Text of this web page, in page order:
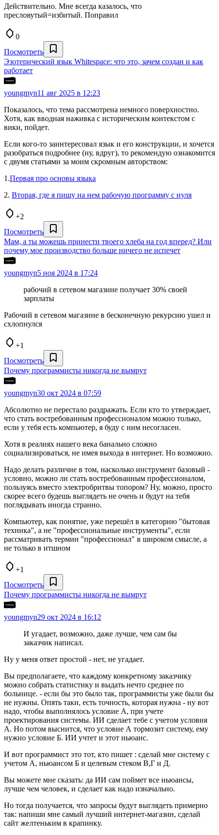
Действительно. Мне всегда казалось, что
пресловутый=избитый. Поправил
0
Посмотреть
Эзотерический язык Whitespace: что это, зачем создан и как
работает
youngmyn11 авг 2025 в 12:23
Показалось, что тема рассмотрена немного поверхностно.
Хотя, как вводная наживка с историческим контекстом с
вики, пойдет.
Если кого-то заинтересовал язык и его конструкции, и хочется
разобраться подробнее (ну, вдруг), то рекомендую ознакомится
с двумя статьями за моим скромным авторством:
1.Первая про основы языка
2. Вторая, где я пишу на нем рабочую программу с нуля
+2
Посмотреть
Мам, а ты можешь принести твоего хлеба на год вперед? Или
почему мое производство больше ничего не испечет
youngmyn5 ноя 2024 в 17:24
рабочий в сетевом магазине получает 30% своей
зарплаты
Рабочий в сетевом магазине в бесконечную рекурсию ушел и
схлопнулся
+1
Посмотреть
Почему программисты никогда не вымрут
youngmyn30 окт 2024 в 07:59
Абсолютно не перестало раздражать. Если кто то утверждает,
что стать востребованным профессионалом можно только,
если у тебя есть компьютер, я буду с ним несогласен.
Хотя в реалиях нашего века банально сложно
социализироваться, не имея выхода в интернет. Но возможно.
Надо делать различие в том, насколько инструмент базовый -
условно, можно ли стать востребованным профессионалом,
пользуясь вместо электробритвы топором? Ну, можно, просто
скорее всего будешь выглядеть не очень и будут на тебя
поглядывать иногда странно.
Компьютер, как понятие, уже перешёл в категорию "бытовая
техника", а не "профессиональные инструменты", если
рассматривать термин "профессионал" в широком смысле, а
не только в итшном
+1
Посмотреть
Почему программисты никогда не вымрут
youngmyn29 окт 2024 в 16:12
И угадает, возможно, даже лучше, чем сам бы
заказчик написал.
Ну у меня ответ простой - нет, не угадает.
Вы предполагаете, что каждому конкретному заказчику
можно собрать статистику и выдать нечто среднее по
больнице. - если бы это было так, программисты уже были бы
не нужны. Опять таки, есть точность, которая нужна - ну вот
надо, чтобы выполнялось условие А, при учете
проектирования системы. ИИ сделает тебе с учетом условия
А. Но потом выснится, что условие А тормозит систему, ему
нужно условие Б. ИИ учтет и этот ньюанс.
И вот программист это тот, кто пишет : сделай мне систему с
учетом А, ньюансом Б и целевым стеком В,Г и Д.
Вы можете мне сказать: да ИИ сам поймет все ньюансы,
лучше чем человек, и сделает как надо изначально.
Но тогда получается, что запросы будут выглядеть примерно
так: напиши мне самый лучший интернет-магазин, сделай
сайт желтеньким в крапинку.